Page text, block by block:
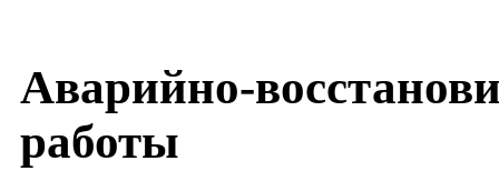
Аварийно-
работы